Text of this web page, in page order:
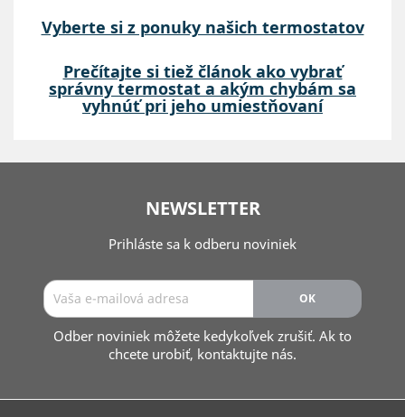
Vyberte si z ponuky našich termostatov
Prečítajte si tiež článok ako vybrať
správny termostat a akým chybám sa
vyhnúť pri jeho umiestňovaní
NEWSLETTER
Prihláste sa k odberu noviniek
Odber noviniek môžete kedykoľvek zrušiť. Ak to
chcete urobiť, kontaktujte nás.